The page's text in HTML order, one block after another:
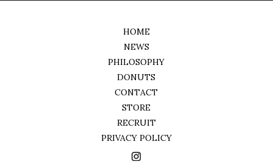
HOME
NEWS
PHILOSOPHY
DONUTS
CONTACT
STORE
RECRUIT
PRIVACY POLICY